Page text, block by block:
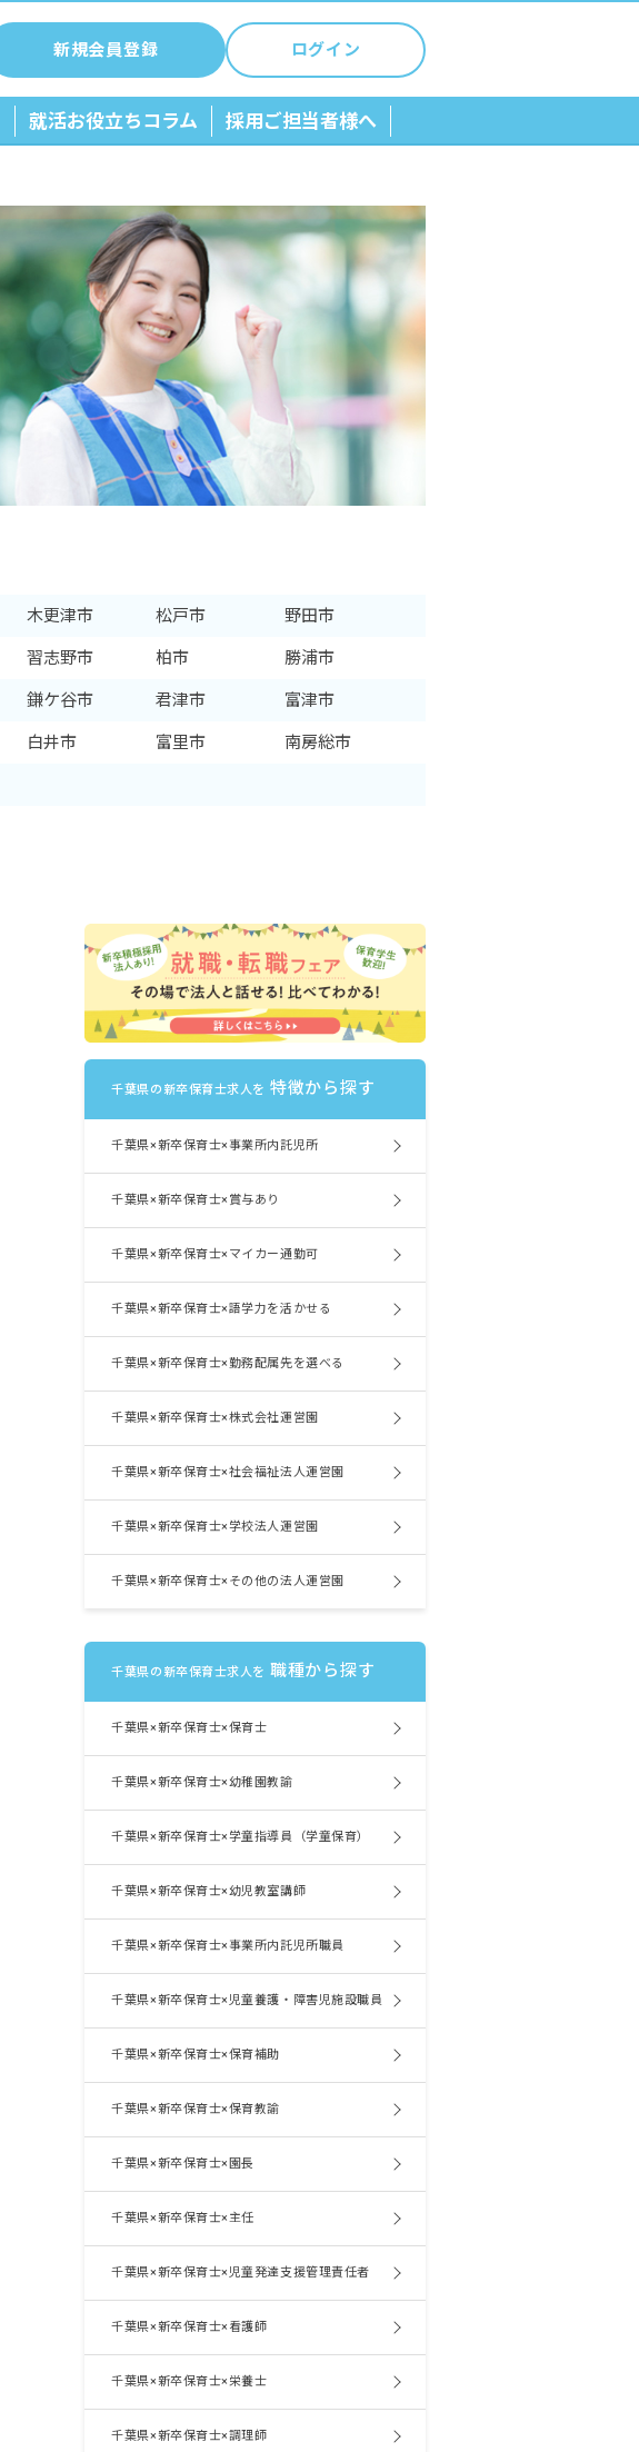
新規会員登録 ログイン
就活お役立ちコラム 採用ご担当者様へ
木更津市 松戸市 野田市
習志野市 柏市 勝浦市
鎌ケ谷市 君津市 富津市
白井市 富里市 南房総市
千葉県の新卒保育士求人を 特徴から探す
千葉県×新卒保育士×事業所内託児所
千葉県×新卒保育士×賞与あり
千葉県×新卒保育士×マイカー通勤可
千葉県×新卒保育士×語学力を活かせる
千葉県×新卒保育士×勤務配属先を選べる
千葉県×新卒保育士×株式会社運営園
千葉県×新卒保育士×社会福祉法人運営園
千葉県×新卒保育士×学校法人運営園
千葉県×新卒保育士×その他の法人運営園
千葉県の新卒保育士求人を 職種から探す
千葉県×新卒保育士×保育士
千葉県×新卒保育士×幼稚園教諭
千葉県×新卒保育士×学童指導員（学童保育）
千葉県×新卒保育士×幼児教室講師
千葉県×新卒保育士×事業所内託児所職員
千葉県×新卒保育士×児童養護・障害児施設職員
千葉県×新卒保育士×保育補助
千葉県×新卒保育士×保育教諭
千葉県×新卒保育士×園長
千葉県×新卒保育士×主任
千葉県×新卒保育士×児童発達支援管理責任者
千葉県×新卒保育士×看護師
千葉県×新卒保育士×栄養士
千葉県×新卒保育士×調理師